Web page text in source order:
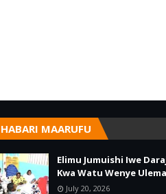
HABARI MAARUFU
Elimu Jumuishi Iwe
Kwa Watu Wenye
July 20, 2026